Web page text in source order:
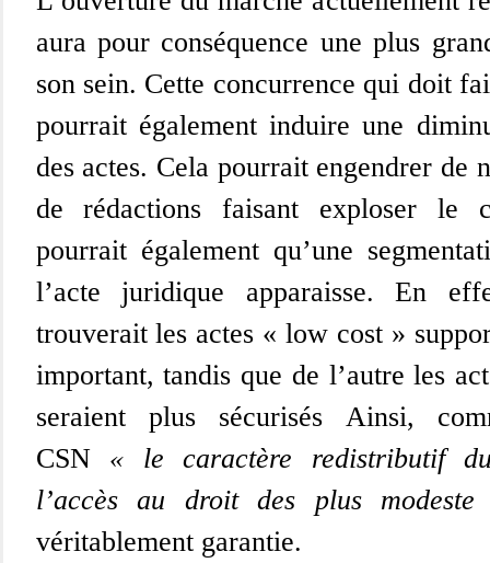
aura pour conséquence une plus
son sein. Cette concurrence qui doit
pourrait également induire une
des actes. Cela pourrait engendrer de
de rédactions faisant exploser le
pourrait également qu’une
l’acte juridique apparaisse. En
trouverait les actes « low cost »
important, tandis que de l’autre les
seraient plus sécurisés Ainsi,
CSN « le caractère redistributif
l’accès au droit des plus modeste
véritablement garantie.